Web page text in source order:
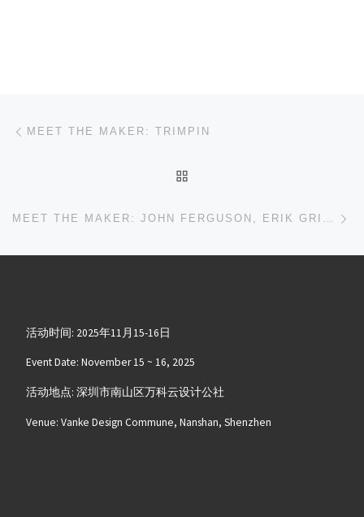
文章导航
MEET THE MAKER: TRIMPIN
活动时间: 2025年11月15-16日
Event Date: November 15 ~ 16, 2025
活动地点: 深圳市南山区万科云设计公社
Venue: Vanke Design Commune, Nanshan, Shenzhen